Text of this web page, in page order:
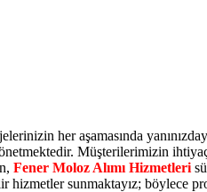
her aşamasında
Müşterilerimizin
Fener Moloz Alımı Hizmetleri
hizmetler sunmaktayız;